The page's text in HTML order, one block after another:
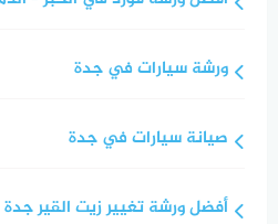
ورشة سيارات في جدة
صيانة سيارات في جدة
أفضل ورشة تغيير زيت القير جدة